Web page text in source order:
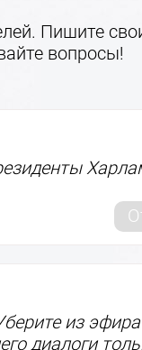
Пишите
вопросы!
из эфира
диалоги